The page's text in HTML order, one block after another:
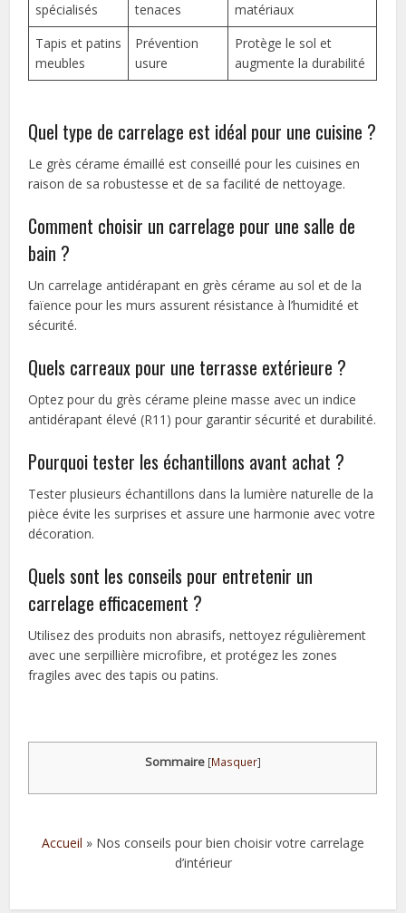
spécialisés
tenaces
matériaux
Tapis et patins
meubles
Prévention
usure
Protège le sol et
augmente la durabilité
Quel type de carrelage est idéal pour une cuisine ?
Le grès cérame émaillé est conseillé pour les cuisines en
raison de sa robustesse et de sa facilité de nettoyage.
Comment choisir un carrelage pour une salle de
bain ?
Un carrelage antidérapant en grès cérame au sol et de la
faïence pour les murs assurent résistance à l’humidité et
sécurité.
Quels carreaux pour une terrasse extérieure ?
Optez pour du grès cérame pleine masse avec un indice
antidérapant élevé (R11) pour garantir sécurité et durabilité.
Pourquoi tester les échantillons avant achat ?
Tester plusieurs échantillons dans la lumière naturelle de la
pièce évite les surprises et assure une harmonie avec votre
décoration.
Quels sont les conseils pour entretenir un
carrelage efficacement ?
Utilisez des produits non abrasifs, nettoyez régulièrement
avec une serpillière microfibre, et protégez les zones
fragiles avec des tapis ou patins.
Sommaire [Masquer]
Accueil » Nos conseils pour bien choisir votre carrelage
d’intérieur